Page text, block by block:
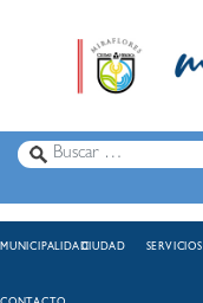
MUNICIPALIDADCIUDAD SERVICIOS